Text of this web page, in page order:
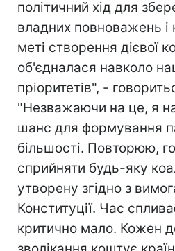
політичний хід для
владних повноважень
меті створення дієвої
об'єдналася навколо
пріоритетів", -
"Незважаючи на це, я
шанс для формування
більшості. Повторюю,
сприйняти будь-яку
утворену згідно з
Конституції. Час
критично мало. Кожен